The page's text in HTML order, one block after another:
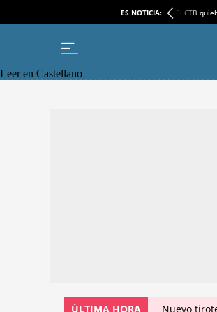
ES NOTICIA: El CTB
Leer en Castellano
ÚLTIMA HORA Nuevo